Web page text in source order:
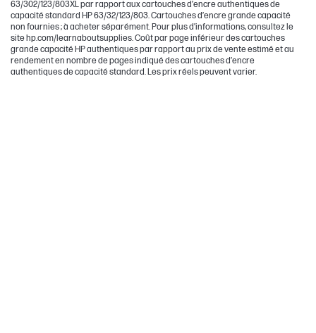
63/302/123/803XL par rapport aux cartouches d’encre authentiques de
capacité standard HP 63/32/123/803. Cartouches d’encre grande capacité
non fournies ; à acheter séparément. Pour plus d’informations, consultez le
site hp.com/learnaboutsupplies. Coût par page inférieur des cartouches
grande capacité HP authentiques par rapport au prix de vente estimé et au
rendement en nombre de pages indiqué des cartouches d’encre
authentiques de capacité standard. Les prix réels peuvent varier.